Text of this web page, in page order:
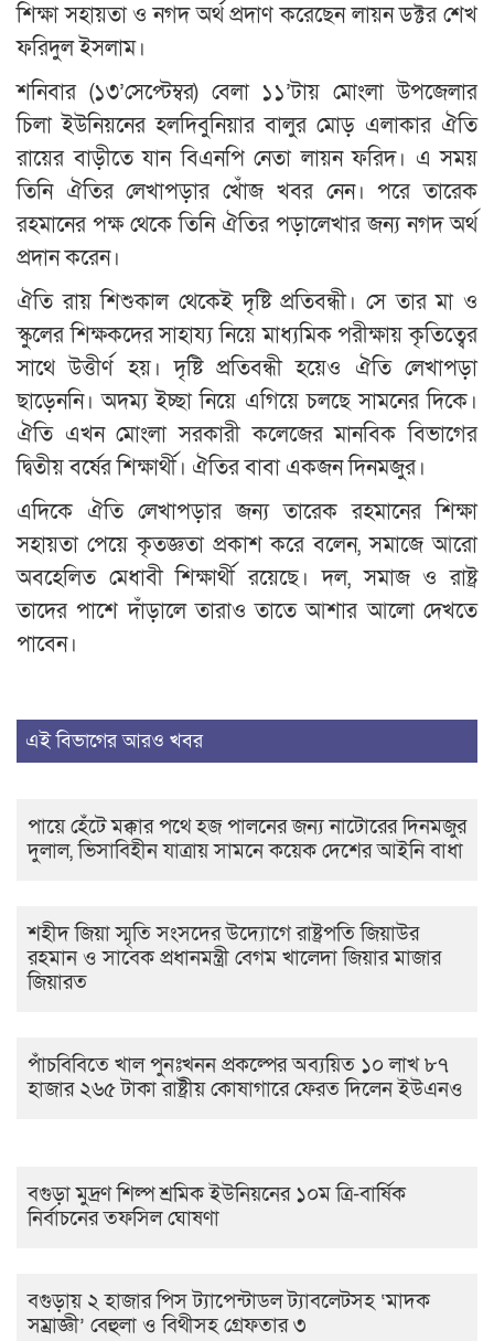
শিক্ষা সহায়তা ও নগদ অর্থ প্রদাণ করেছেন লায়ন ডক্টর শেখ
ফরিদুল ইসলাম।
শনিবার (১৩’সেপ্টেম্বর) বেলা ১১’টায় মোংলা উপজেলার
চিলা ইউনিয়নের হলদিবুনিয়ার বালুর মোড় এলাকার ঐতি
রায়ের বাড়ীতে যান বিএনপি নেতা লায়ন ফরিদ। এ সময়
তিনি ঐতির লেখাপড়ার খোঁজ খবর নেন। পরে তারেক
রহমানের পক্ষ থেকে তিনি ঐতির পড়ালেখার জন্য নগদ অর্থ
প্রদান করেন।
ঐতি রায় শিশুকাল থেকেই দৃষ্টি প্রতিবন্ধী। সে তার মা ও
স্কুলের শিক্ষকদের সাহায্য নিয়ে মাধ্যমিক পরীক্ষায় কৃতিত্বের
সাথে উত্তীর্ণ হয়। দৃষ্টি প্রতিবন্ধী হয়েও ঐতি লেখাপড়া
ছাড়েননি। অদম্য ইচ্ছা নিয়ে এগিয়ে চলছে সামনের দিকে।
ঐতি এখন মোংলা সরকারী কলেজের মানবিক বিভাগের
দ্বিতীয় বর্ষের শিক্ষার্থী। ঐতির বাবা একজন দিনমজুর।
এদিকে ঐতি লেখাপড়ার জন্য তারেক রহমানের শিক্ষা
সহায়তা পেয়ে কৃতজ্ঞতা প্রকাশ করে বলেন, সমাজে আরো
অবহেলিত মেধাবী শিক্ষার্থী রয়েছে। দল, সমাজ ও রাষ্ট্র
তাদের পাশে দাঁড়ালে তারাও তাতে আশার আলো দেখতে
পাবেন।
এই বিভাগের আরও খবর
পায়ে হেঁটে মক্কার পথে হজ পালনের জন্য নাটোরের দিনমজুর
দুলাল, ভিসাবিহীন যাত্রায় সামনে কয়েক দেশের আইনি বাধা
শহীদ জিয়া স্মৃতি সংসদের উদ্যোগে রাষ্ট্রপতি জিয়াউর
রহমান ও সাবেক প্রধানমন্ত্রী বেগম খালেদা জিয়ার মাজার
জিয়ারত
পাঁচবিবিতে খাল পুনঃখনন প্রকল্পের অব্যয়িত ১০ লাখ ৮৭
হাজার ২৬৫ টাকা রাষ্ট্রীয় কোষাগারে ফেরত দিলেন ইউএনও
বগুড়া মুদ্রণ শিল্প শ্রমিক ইউনিয়নের ১০ম ত্রি-বার্ষিক
নির্বাচনের তফসিল ঘোষণা
বগুড়ায় ২ হাজার পিস ট্যাপেন্টাডল ট্যাবলেটসহ ‘মাদক
সম্রাজ্ঞী’ বেহুলা ও বিথীসহ গ্রেফতার ৩